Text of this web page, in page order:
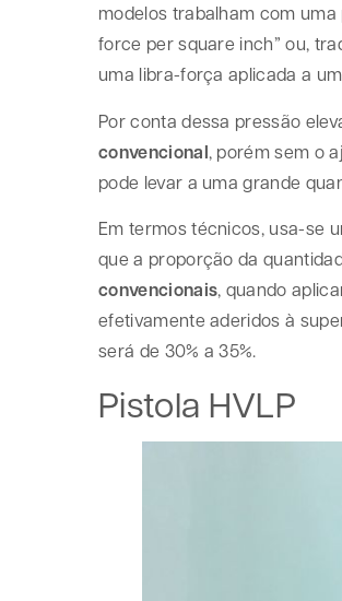
modelos trabalham com
force per square inch” ou,
uma libra-força aplicada a
Por conta dessa pressão
convencional, porém sem o
pode levar a uma grande
Em termos técnicos, usa-se
que a proporção da
convencionais, quando
efetivamente aderidos à
será de 30% a 35%.
Pistola HVLP